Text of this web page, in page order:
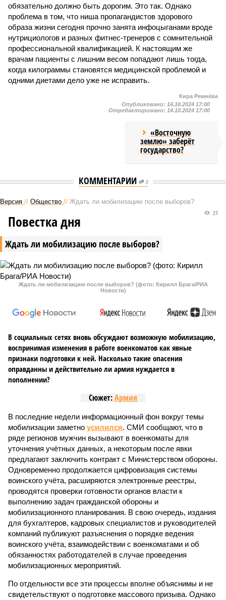
обязательно должно быть дорогим. Это так. Однако
проблема в том, что ниша пропагандистов здорового
образа жизни сегодня прочно занята инфоцыганами вроде
нутрициологов и разных фитнес-тренеров с сомнительной
профессиональной квалификацией. К настоящим же
врачам пациенты с лишним весом попадают лишь тогда,
когда килограммы становятся медицинской проблемой и
одними диетами дело уже не исправить.
Кира Ремнёва
Опубликовано: 14.10.2024 17:00
Отредактировано: 14.10.2024 17:00
«Восточную
землю» заберёт
государство?
КОММЕНТАРИИ 0
Версия // Общество // Ждать ли мобилизацию после выборов?
Ждать ли мобилизацию после выборов?
21
Повестка дня
Ждать ли мобилизацию после выборов? (фото: Кирилл Брага/РИА
Новости)
В социальных сетях вновь обсуждают возможную мобилизацию,
воспринимая изменения в работе военкоматов как явные
признаки подготовки к ней. Насколько такие опасения
оправданны и действительно ли армия нуждается в
пополнении?
Сюжет:Армия
В последние недели информационный фон вокруг темы
мобилизации заметно усилился. СМИ сообщают, что в
ряде регионов мужчин вызывают в военкоматы для
уточнения учётных данных, а некоторым после явки
предлагают заключить контракт с Министерством обороны.
Одновременно продолжается цифровизация системы
воинского учёта, расширяются электронные реестры,
проводятся проверки готовности органов власти к
выполнению задач гражданской обороны и
мобилизационного планирования. В свою очередь, издания
для бухгалтеров, кадровых специалистов и руководителей
компаний публикуют разъяснения о порядке ведения
воинского учёта, взаимодействии с военкоматами и об
обязанностях работодателей в случае проведения
мобилизационных мероприятий.
По отдельности все эти процессы вполне объяснимы и не
свидетельствуют о подготовке массового призыва. Однако